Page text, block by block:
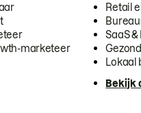
marketeer
Retail
SaaS &
Lokaal
Bekijk